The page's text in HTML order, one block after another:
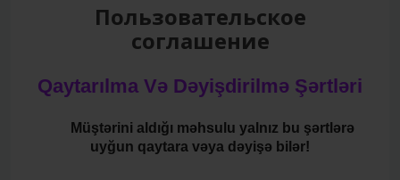
Пользовательское
соглашение
Qaytarılma Və Dəyişdirilmə Şərtləri
Müştərini aldığı məhsulu yalnız bu şərtlərə
uyğun qaytara vəya dəyişə bilər!